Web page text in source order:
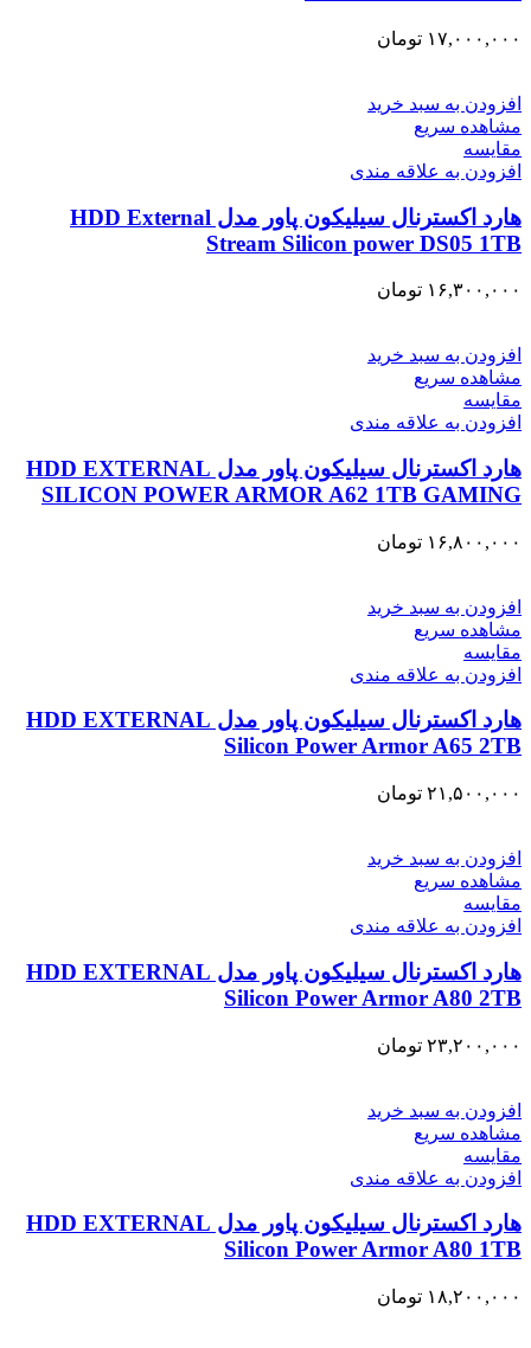
۱۷,۰۰۰,۰۰۰ تومان
افزودن به سبد خرید
مشاهده سریع
مقایسه
افزودن به علاقه مندی
هارد اکسترنال سیلیکون پاور مدل HDD External
Stream Silicon power DS05 1TB
۱۶,۳۰۰,۰۰۰ تومان
افزودن به سبد خرید
مشاهده سریع
مقایسه
افزودن به علاقه مندی
هارد اکسترنال سیلیکون پاور مدل HDD EXTERNAL
SILICON POWER ARMOR A62 1TB GAMING
۱۶,۸۰۰,۰۰۰ تومان
افزودن به سبد خرید
مشاهده سریع
مقایسه
افزودن به علاقه مندی
هارد اکسترنال سیلیکون پاور مدل HDD EXTERNAL
Silicon Power Armor A65 2TB
۲۱,۵۰۰,۰۰۰ تومان
افزودن به سبد خرید
مشاهده سریع
مقایسه
افزودن به علاقه مندی
هارد اکسترنال سیلیکون پاور مدل HDD EXTERNAL
Silicon Power Armor A80 2TB
۲۳,۲۰۰,۰۰۰ تومان
افزودن به سبد خرید
مشاهده سریع
مقایسه
افزودن به علاقه مندی
هارد اکسترنال سیلیکون پاور مدل HDD EXTERNAL
Silicon Power Armor A80 1TB
۱۸,۲۰۰,۰۰۰ تومان